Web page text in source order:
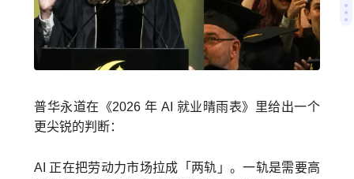
普华永道在《2026 年 AI 就业晴雨表》里给出一个
更尖锐的判断：
AI 正在把劳动力市场拉成「两轨」。一轨是需要高